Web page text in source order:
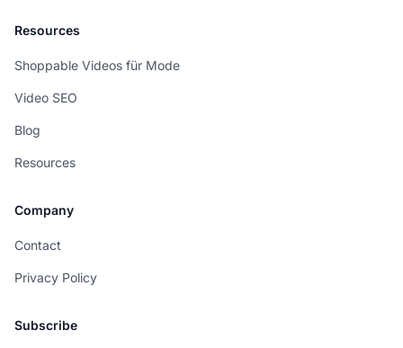
Resources
Shoppable Videos für Mode
Video SEO
Blog
Resources
Company
Contact
Privacy Policy
Subscribe